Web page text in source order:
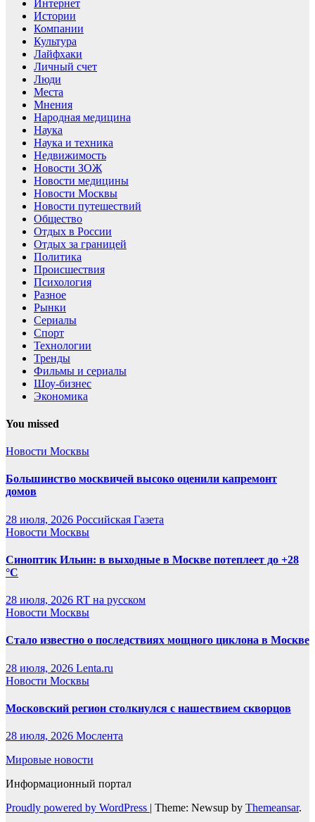
Интернет
Истории
Компании
Культура
Лайфхаки
Личный счет
Люди
Места
Мнения
Народная медицина
Наука
Наука и техника
Недвижимость
Новости ЗОЖ
Новости медицины
Новости Москвы
Новости путешествий
Общество
Отдых в России
Отдых за границей
Политика
Происшествия
Психология
Разное
Рынки
Сериалы
Спорт
Технологии
Тренды
Фильмы и сериалы
Шоу-бизнес
Экономика
You missed
Новости Москвы
Большинство москвичей высоко оценили капремонт
домов
28 июля, 2026 Российская Газета
Новости Москвы
Синоптик Ильин: в выходные в Москве потеплеет до +28
°C
28 июля, 2026 RT на русском
Новости Москвы
Стало известно о последствиях мощного циклона в Москве
28 июля, 2026 Lenta.ru
Новости Москвы
Московский регион столкнулся с нашествием скворцов
28 июля, 2026 Мослента
Мировые новости
Информационный портал
Proudly powered by WordPress | Theme: Newsup by Themeansar.